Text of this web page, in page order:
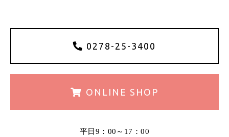
0278-25-3400
ONLINE SHOP
平日9：00～17：00